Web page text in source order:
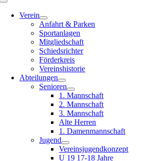
Toggle
NavigationVerein
Anfahrt & Parken
Sportanlagen
Mitgliedschaft
Schiedsrichter
Förderkreis
Vereinshistorie
Abteilungen
Senioren
1. Mannschaft
2. Mannschaft
3. Mannschaft
Alte Herren
1. Damenmannschaft
Jugend
Vereinsjugendkonzept
U 19 17-18 Jahre